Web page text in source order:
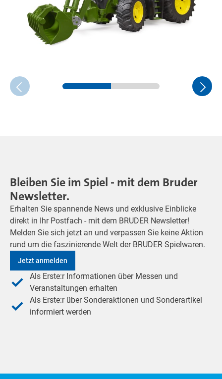
Bleiben Sie im Spiel - mit dem Bruder
Newsletter.
Erhalten Sie spannende News und exklusive Einblicke
direkt in Ihr Postfach - mit dem BRUDER Newsletter!
Melden Sie sich jetzt an und verpassen Sie keine Aktion
rund um die faszinierende Welt der BRUDER Spielwaren.
Jetzt anmelden
Als Erste:r Informationen über Messen und
Veranstaltungen erhalten
Als Erste:r über Sonderaktionen und Sonderartikel
informiert werden